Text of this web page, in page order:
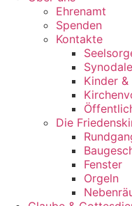
Ehrenamt
Spenden
Kontakte
Synodale
Kinder
Die
Fenster
Orgeln